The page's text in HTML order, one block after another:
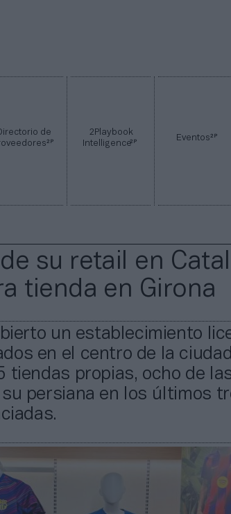
de
2P
2Playbook
Intelligence2P Eventos2P
su retail en
tienda en Girona
un establecimiento
en el centro de la
tiendas propias, ocho de
persiana en los últimos